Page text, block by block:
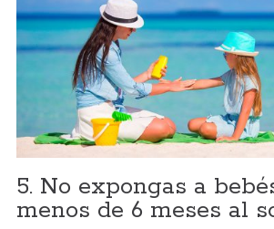
5. No expongas a
menos de 6 meses al